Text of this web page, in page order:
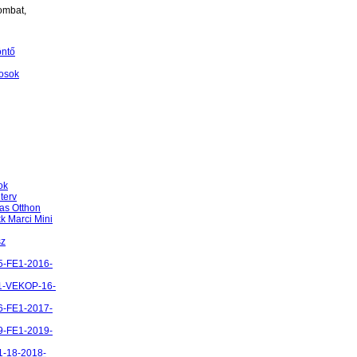
Otthon
Marci Mini
FE1-2016-
VEKOP-16-
FE1-2017-
FE1-2019-
18-2018-